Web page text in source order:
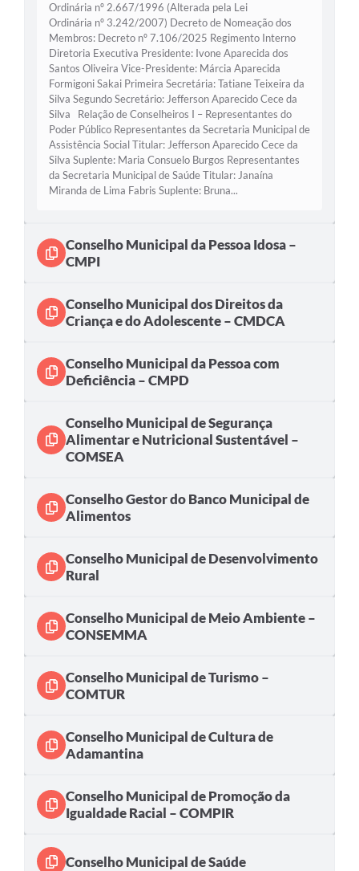
Aldir Blanc (PNAB)
Arquivos para Download
Carta de Serviços
PROCON
SEBRAE
Sugestões
SOLICITAÇÕES PRESENCIAIS (SIC-FÍSICO)
Expediente
Ouvidoria
Galeria de Vídeos
Projetos
Contas Públicas
Editais
Agenda
Ordinária nº 2.667/1996 (Alterada pela Lei
Ordinária nº 3.242/2007) Decreto de Nomeação dos
Membros: Decreto nº 7.106/2025 Regimento Interno
Diretoria Executiva Presidente: Ivone Aparecida dos
Santos Oliveira Vice-Presidente: Márcia Aparecida
Formigoni Sakai Primeira Secretária: Tatiane Teixeira da
Silva Segundo Secretário: Jefferson Aparecido Cece da
Silva Relação de Conselheiros I – Representantes do
Poder Público Representantes da Secretaria Municipal de
Assistência Social Titular: Jefferson Aparecido Cece da
Silva Suplente: Maria Consuelo Burgos Representantes
da Secretaria Municipal de Saúde Titular: Janaína
Miranda de Lima Fabris Suplente: Bruna...
Conselho Municipal da Pessoa Idosa –
CMPI
Conselho Municipal dos Direitos da
Criança e do Adolescente – CMDCA
Conselho Municipal da Pessoa com
Deficiência – CMPD
Conselho Municipal de Segurança
Alimentar e Nutricional Sustentável –
COMSEA
Conselho Gestor do Banco Municipal de
Alimentos
Conselho Municipal de Desenvolvimento
Rural
Conselho Municipal de Meio Ambiente –
CONSEMMA
Conselho Municipal de Turismo –
COMTUR
Conselho Municipal de Cultura de
Adamantina
Conselho Municipal de Promoção da
Igualdade Racial – COMPIR
Conselho Municipal de Saúde